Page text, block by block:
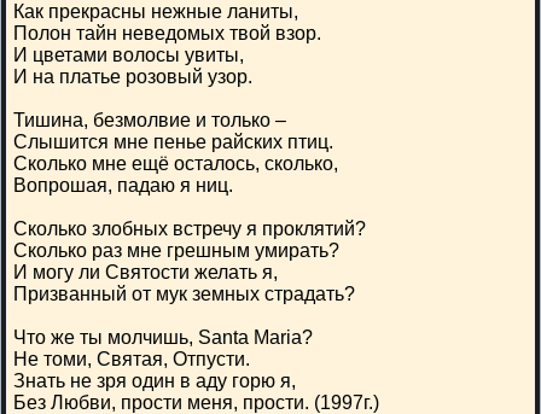
Как прекрасны нежные ланиты,
Полон тайн неведомых твой взор.
И цветами волосы увиты,
И на платье розовый узор.
Тишина, безмолвие и только –
Слышится мне пенье райских птиц.
Сколько мне ещё осталось, сколько,
Вопрошая, падаю я ниц.
Сколько злобных встречу я проклятий?
Сколько раз мне грешным умирать?
И могу ли Святости желать я,
Призванный от мук земных страдать?
Что же ты молчишь, Santa Maria?
Не томи, Святая, Отпусти.
Знать не зря один в аду горю я,
Без Любви, прости меня, прости. (1997г.)